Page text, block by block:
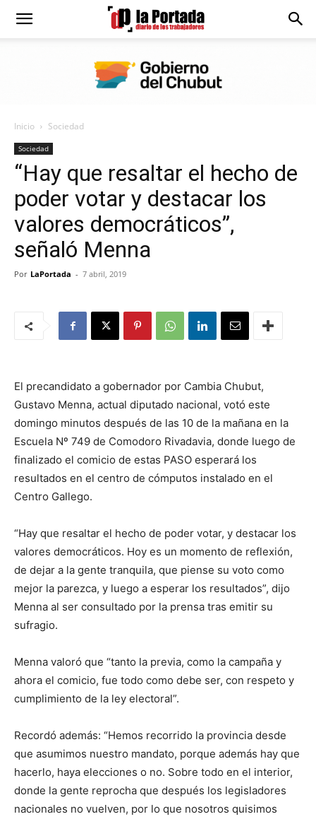
Diario
Portada
Inicio Sociedad
Sociedad
“Hay que resaltar el hecho de
poder votar y destacar los
valores democráticos”,
señaló Menna
Por LaPortada - 7 abril, 2019
El precandidato a gobernador por Cambia Chubut,
Gustavo Menna, actual diputado nacional, votó este
domingo minutos después de las 10 de la mañana en la
Escuela Nº 749 de Comodoro Rivadavia, donde luego de
finalizado el comicio de estas PASO esperará los
resultados en el centro de cómputos instalado en el
Centro Gallego.
“Hay que resaltar el hecho de poder votar, y destacar los
valores democráticos. Hoy es un momento de reflexión,
de dejar a la gente tranquila, que piense su voto como
mejor la parezca, y luego a esperar los resultados”, dijo
Menna al ser consultado por la prensa tras emitir su
sufragio.
Menna valoró que “tanto la previa, como la campaña y
ahora el comicio, fue todo como debe ser, con respeto y
cumplimiento de la ley electoral”.
Recordó además: “Hemos recorrido la provincia desde
que asumimos nuestro mandato, porque además hay que
hacerlo, haya elecciones o no. Sobre todo en el interior,
donde la gente reprocha que después los legisladores
nacionales no vuelven, por lo que nosotros quisimos